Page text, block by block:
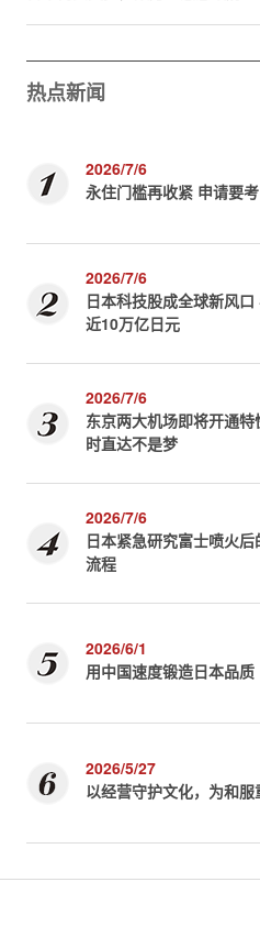
热点新闻
2026/7/6
永住门槛再收紧 申请要
2026/7/6
日本科技股成全球新风
近10万亿日元
2026/7/6
东京两大机场即将开通
时直达不是梦
2026/7/6
日本紧急研究富士喷火
流程
2026/6/1
用中国速度锻造日本品质
2026/5/27
以经营守护文化，为和服